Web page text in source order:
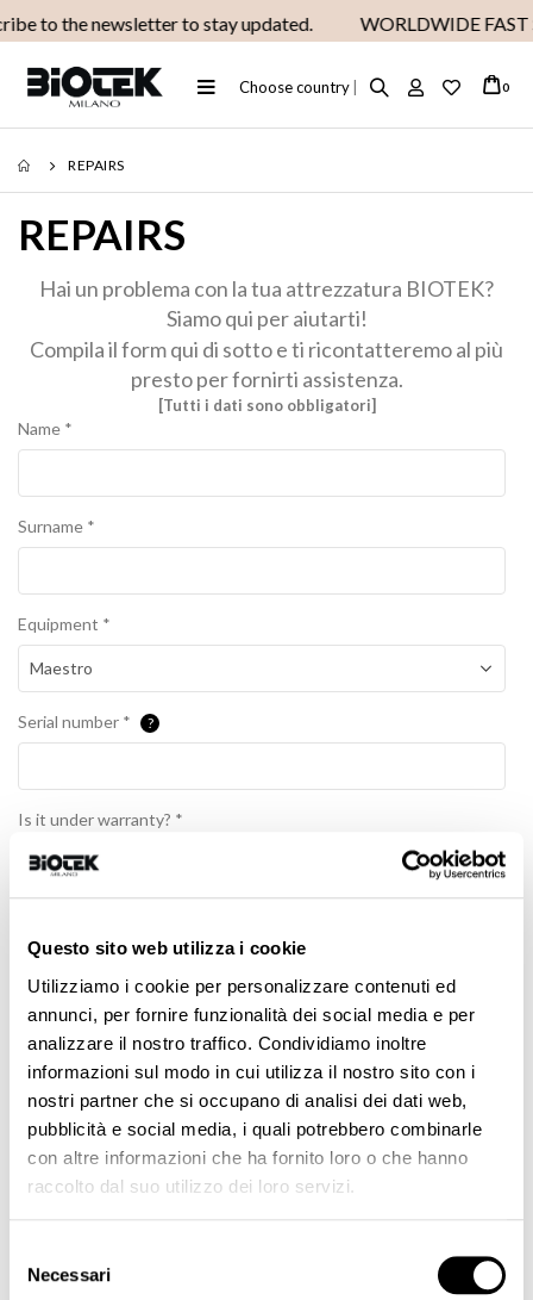
Questo sito web utilizza i cookie
Utilizziamo i cookie per personalizzare contenuti ed
annunci, per fornire funzionalità dei social media e per
analizzare il nostro traffico. Condividiamo inoltre
informazioni sul modo in cui utilizza il nostro sito con i
nostri partner che si occupano di analisi dei dati web,
pubblicità e social media, i quali potrebbero combinarle
con altre informazioni che ha fornito loro o che hanno
raccolto dal suo utilizzo dei loro servizi.
delNecessari
to the newsletter to stay updated. WORLDWIDE FAST
Toggle
Nav
Choose country Cart
0
REPAIRS
REPAIRS
Hai un problema con la tua attrezzatura BIOTEK?
Siamo qui per aiutarti!
Compila il form qui di sotto e ti ricontatteremo al più
presto per fornirti assistenza.
[Tutti i dati sono obbligatori]
Name *
Surname *
Equipment *
Serial number * ?
Is it under warranty? *
Yes
No
By clicking on Send I declare that I have read and accepted the
Privacy Policy